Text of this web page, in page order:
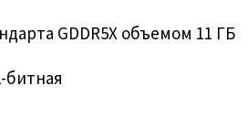
GDDR5X объемом 11 ГБ
битная